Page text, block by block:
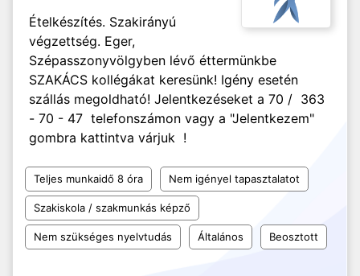
Ételkészítés. Szakirányú
végzettség. Eger,
Szépasszonyvölgyben lévő éttermünkbe
SZAKÁCS kollégákat keresünk! Igény esetén
szállás megoldható! Jelentkezéseket a 70 / 363
- 70 - 47 telefonszámon vagy a "Jelentkezem"
gombra kattintva várjuk !
Teljes munkaidő 8 óra Nem igényel tapasztalatot
Szakiskola / szakmunkás képző
Nem szükséges nyelvtudás Általános Beosztott